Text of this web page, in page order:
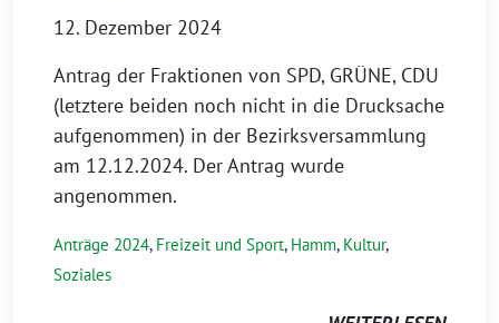
12. Dezember 2024
Antrag der Fraktionen von SPD, GRÜNE, CDU
(letztere beiden noch nicht in die Drucksache
aufgenommen) in der Bezirksversammlung
am 12.12.2024. Der Antrag wurde
angenommen.
Anträge 2024, Freizeit und Sport, Hamm, Kultur,
Soziales